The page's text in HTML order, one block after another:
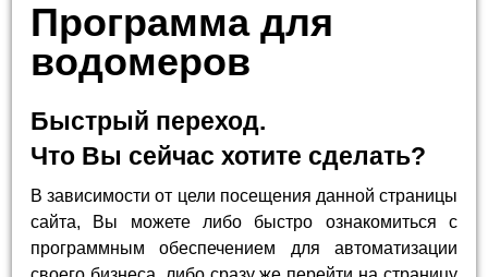
Программа для
водомеров
Быстрый переход.
Что Вы сейчас хотите сделать?
В зависимости от цели посещения данной страницы
сайта, Вы можете либо быстро ознакомиться с
программным обеспечением для автоматизации